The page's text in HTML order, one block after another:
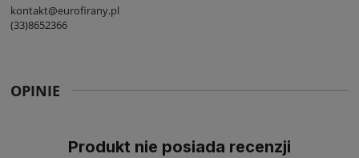
kontakt@eurofirany.pl
(33)8652366
OPINIE
Produkt nie posiada recenzji